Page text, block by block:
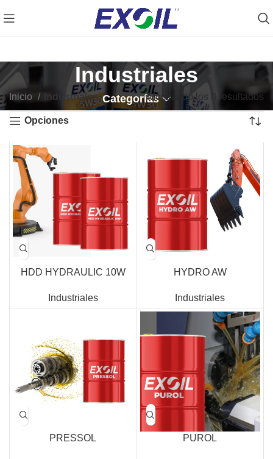
Industriales
Categorías
Inicio Industriales Mostrando los 8 resultados
Opciones
HDD HYDRAULIC 10W
Industriales
HYDRO AW
Industriales
PRESSOL PUROL
Prueba nuestro OIL FINDER ➡️Clic Aquí